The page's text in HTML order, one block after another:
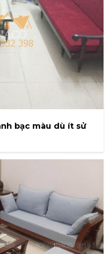
bạc màu dù ít sử